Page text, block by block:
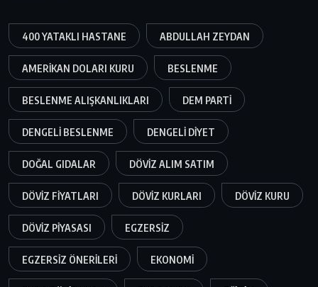
400 YATAKLI HASTANE ABDULLAH ZEYDAN
AMERIKAN DOLARI KURU BESLENME
BESLENME ALIŞKANLIKLARI DEM PARTI
DENGELI BESLENME DENGELI DIYET
DOĞAL GIDALAR DÖVIZ ALIM SATIM
DÖVIZ FIYATLARI DÖVIZ KURLARI DÖVIZ KURU
DÖVIZ PIYASASI EGZERSIZ
EGZERSIZ ÖNERILERI EKONOMI